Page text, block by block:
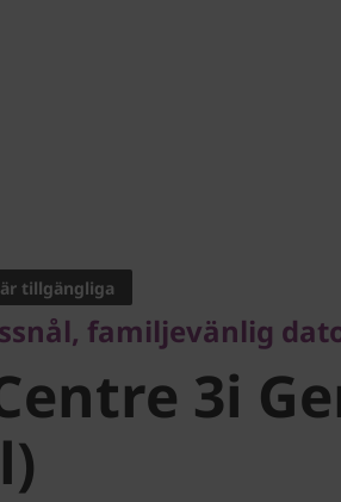
3i Gen 7
tillgängliga
familjevänlig
3i